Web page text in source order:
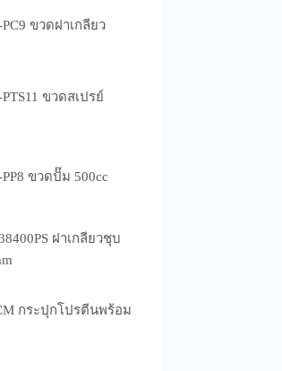
PC9 ขวดฝาเกลียว
PTS11 ขวดสเปรย์
PP8 ขวดปั๊ม 500cc
ฝาเกลียวชุบ
กระปุกโปรตีนพร้อม